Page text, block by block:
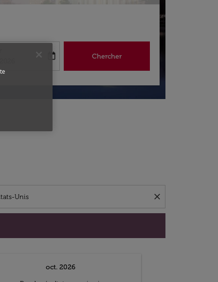
return-date-aria-label
today Chercher
close
oct. 2026